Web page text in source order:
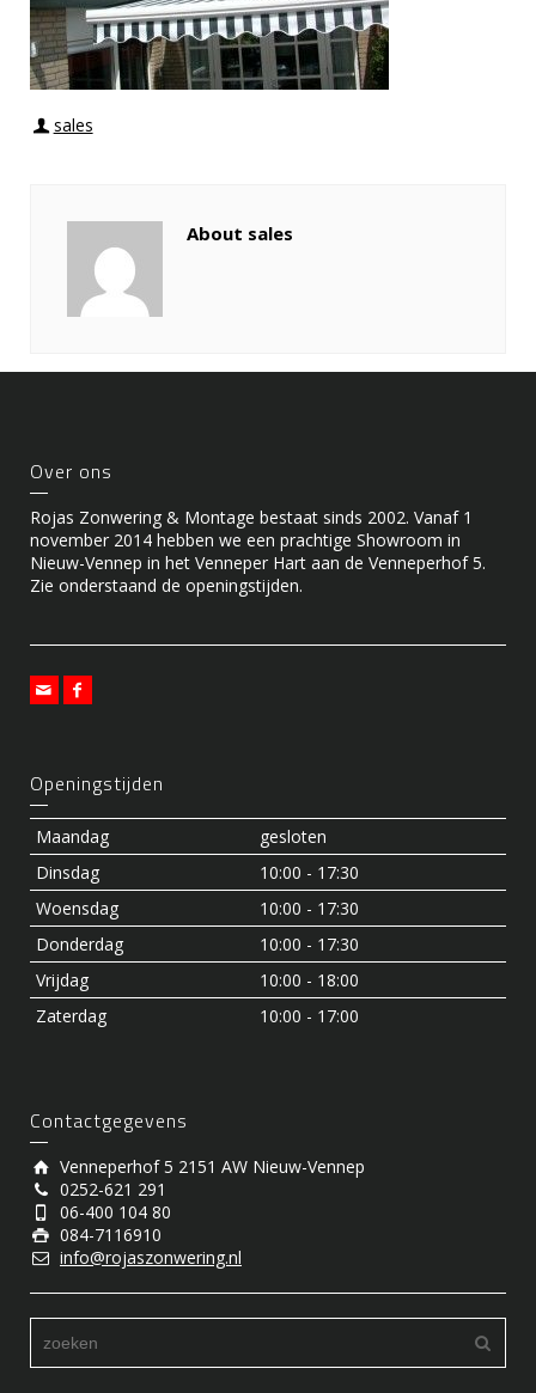
sales
About sales
Over ons
Rojas Zonwering & Montage bestaat sinds 2002. Vanaf 1
november 2014 hebben we een prachtige Showroom in
Nieuw-Vennep in het Venneper Hart aan de Venneperhof 5.
Zie onderstaand de openingstijden.
Openingstijden
Maandag
gesloten
Dinsdag
10:00 - 17:30
Woensdag
10:00 - 17:30
Donderdag
10:00 - 17:30
Vrijdag
10:00 - 18:00
Zaterdag
10:00 - 17:00
Contactgegevens
Venneperhof 5 2151 AW Nieuw-Vennep
0252-621 291
06-400 104 80
084-7116910
info@rojaszonwering.nl